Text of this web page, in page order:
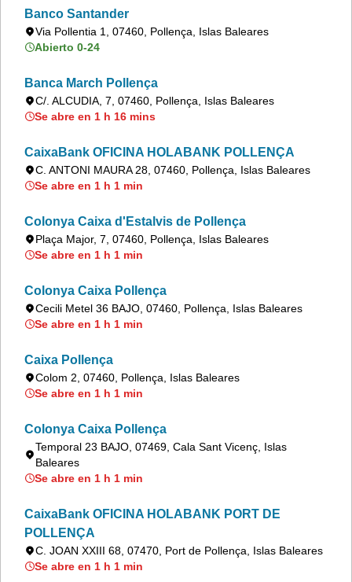
Banco Santander
Via Pollentia 1, 07460, Pollença, Islas Baleares
Abierto 0-24
Banca March Pollença
C/. ALCUDIA, 7, 07460, Pollença, Islas Baleares
Se abre en 1 h 16 mins
CaixaBank OFICINA HOLABANK POLLENÇA
C. ANTONI MAURA 28, 07460, Pollença, Islas Baleares
Se abre en 1 h 1 min
Colonya Caixa d'Estalvis de Pollença
Plaça Major, 7, 07460, Pollença, Islas Baleares
Se abre en 1 h 1 min
Colonya Caixa Pollença
Cecili Metel 36 BAJO, 07460, Pollença, Islas Baleares
Se abre en 1 h 1 min
Caixa Pollença
Colom 2, 07460, Pollença, Islas Baleares
Se abre en 1 h 1 min
Colonya Caixa Pollença
Temporal 23 BAJO, 07469, Cala Sant Vicenç, Islas
Baleares
Se abre en 1 h 1 min
CaixaBank OFICINA HOLABANK PORT DE
POLLENÇA
C. JOAN XXIII 68, 07470, Port de Pollença, Islas Baleares
Se abre en 1 h 1 min